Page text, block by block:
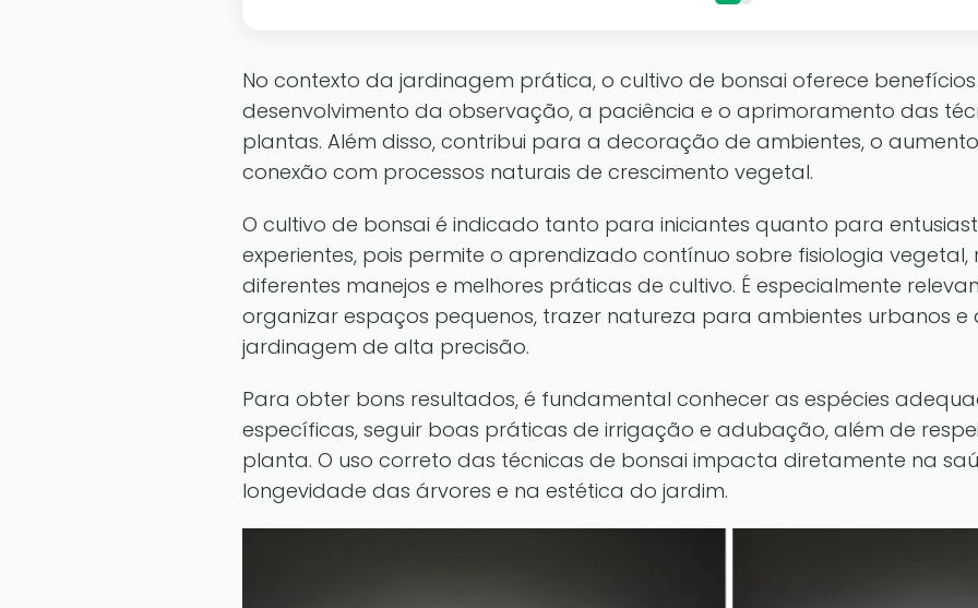
No contexto da jardinagem prática, o cultivo de bonsai oferece
desenvolvimento da observação, a paciência e o aprimoramento das
plantas. Além disso, contribui para a decoração de ambientes, o
conexão com processos naturais de crescimento vegetal.
O cultivo de bonsai é indicado tanto para iniciantes quanto para
experientes, pois permite o aprendizado contínuo sobre fisiologia
diferentes manejos e melhores práticas de cultivo. É especialmente
organizar espaços pequenos, trazer natureza para ambientes urbanos e
jardinagem de alta precisão.
Para obter bons resultados, é fundamental conhecer as espécies
específicas, seguir boas práticas de irrigação e adubação, além de
planta. O uso correto das técnicas de bonsai impacta diretamente na
longevidade das árvores e na estética do jardim.